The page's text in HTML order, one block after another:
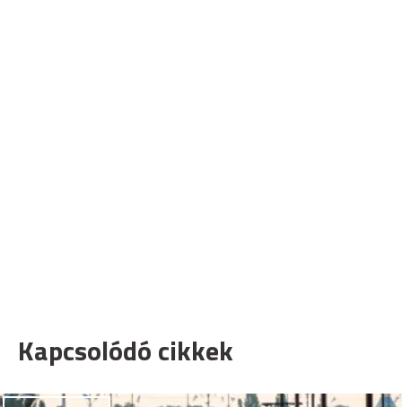
Kapcsolódó cikkek